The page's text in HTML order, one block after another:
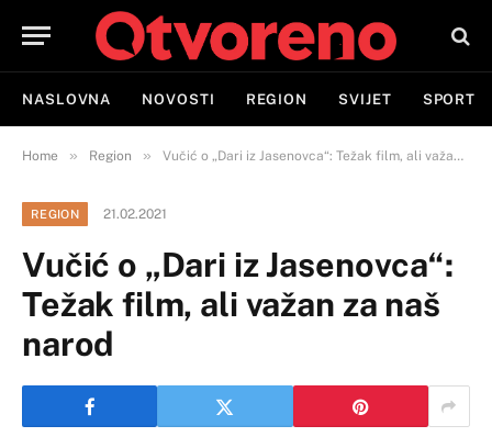
NASLOVNA NOVOSTI REGION SVIJET SPORT
Home » Region » Vučić o „Dari iz Jasenovca“: Težak film, ali važan za naš narod
REGION 21.02.2021
Vučić o „Dari iz Jasenovca“:
Težak film, ali važan za naš
narod